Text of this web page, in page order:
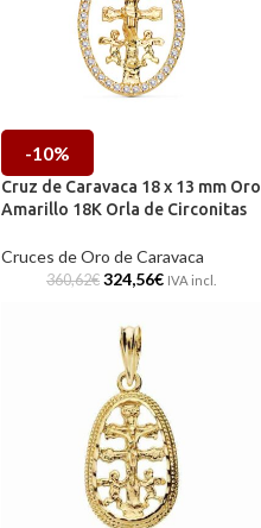
-10%
Cruz de Caravaca 18 x 13 mm Oro
Amarillo 18K Orla de Circonitas
Cruces de Oro de Caravaca
360,62€ 324,56€ IVA incl.